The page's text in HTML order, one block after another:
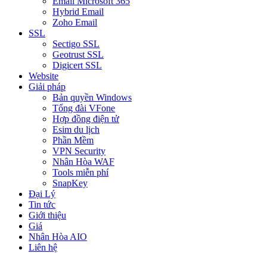
Hybrid Email
Zoho Email
SSL
Sectigo SSL
Geotrust SSL
Digicert SSL
Website
Giải pháp
Bản quyền Windows
Tổng đài VFone
Hợp đồng điện tử
Esim du lịch
Phần Mềm
VPN Security
Nhân Hòa WAF
Tools miễn phí
SnapKey
Đại Lý
Tin tức
Giới thiệu
Giá
Nhân Hòa AIO
Liên hệ